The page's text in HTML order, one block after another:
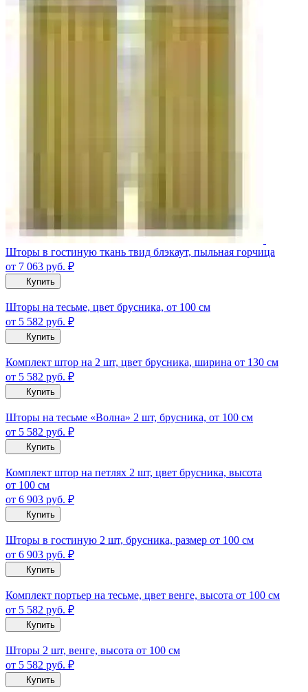
Шторы в гостиную ткань твид блэкаут, пыльная горчица
от 7 063 руб. ₽
Купить
Шторы на тесьме, цвет брусника, от 100 см
от 5 582 руб. ₽
Купить
Комплект штор на 2 шт, цвет брусника, ширина от 130 см
от 5 582 руб. ₽
Купить
Шторы на тесьме «Волна» 2 шт, брусника, от 100 см
от 5 582 руб. ₽
Купить
Комплект штор на петлях 2 шт, цвет брусника, высота
от 100 см
от 6 903 руб. ₽
Купить
Шторы в гостиную 2 шт, брусника, размер от 100 см
от 6 903 руб. ₽
Купить
Комплект портьер на тесьме, цвет венге, высота от 100 см
от 5 582 руб. ₽
Купить
Шторы 2 шт, венге, высота от 100 см
от 5 582 руб. ₽
Купить